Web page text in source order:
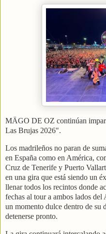
MÄGO DE OZ continúan
Las Brujas 2026".
Los madrileños no paran de
en España como en América,
Cruz de Tenerife y Puerto
en una gira que está siendo un
llenar todos los recintos donde
fechas al tour a ambos lados
un momento dulce dentro de su
detenerse pronto.